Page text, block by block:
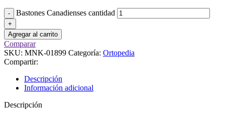
Bastones Canadienses cantidad
Agregar al carrito
Comparar
SKU: MNK-01899 Categoría: Ortopedia
Compartir:
Descripción
Información adicional
Descripción